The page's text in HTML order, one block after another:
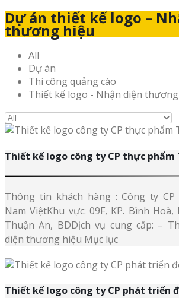
Dự án thiết kế logo –
thương hiệu
All
Dự án
Thi công quảng cáo
Thiết kế logo - Nhận diện
Thiết kế logo công ty CP thực phẩm
Thông tin khách hàng : Công ty
Nam ViệtKhu vực: 09F, KP. Bình Hoà,
Thuận An, BDDịch vụ cung cấp: –
diện thương hiệu Mục lục
Thiết kế logo công ty CP phát triển